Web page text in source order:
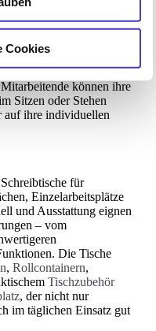
Cookies
dadurch mehr
in Unternehmen, in
werden,
Schreibtisch eine
können ihre
Sitzen oder Stehen
auf ihre individuellen
für
Einzelarbeitsplätze
und Ausstattung eignen
– vom
Die Tische
, Rollcontainern,
Tischzubehör
, der nicht nur
im täglichen Einsatz gut